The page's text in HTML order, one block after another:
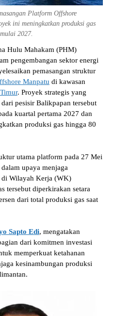
Platform Offshore
ini meningkatkan produksi gas
2027.
Hulu Mahakam (PHM)
pengembangan sektor energi
pemasangan struktur
Manpatu di kawasan
. Proyek strategis yang
pesisir Balikpapan tersebut
kuartal pertama 2027 dan
produksi gas hingga 80
utama platform pada 27 Mei
upaya menjaga
di Wilayah Kerja (WK)
tersebut diperkirakan setara
dari total produksi gas saat
Sapto Edi, mengatakan
dari komitmen investasi
memperkuat ketahanan
kesinambungan produksi